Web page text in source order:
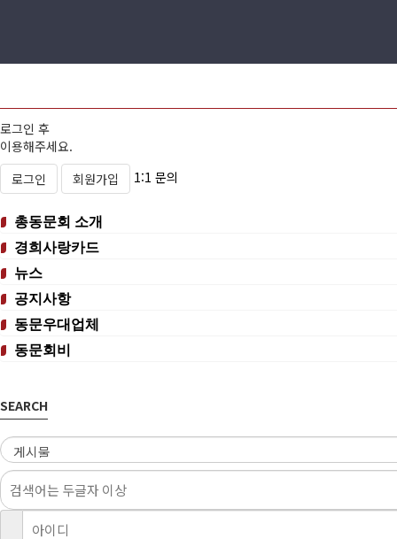
로그인 후
이용해주세요.
로그인
회원가입 1:1 문의
총동문회 소개
경희사랑카드
뉴스
공지사항
동문우대업체
동문회비
SEARCH